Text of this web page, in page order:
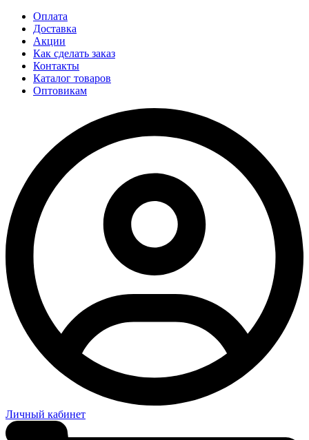
Оплата
Доставка
Акции
Как сделать заказ
Контакты
Каталог товаров
Оптовикам
Личный кабинет